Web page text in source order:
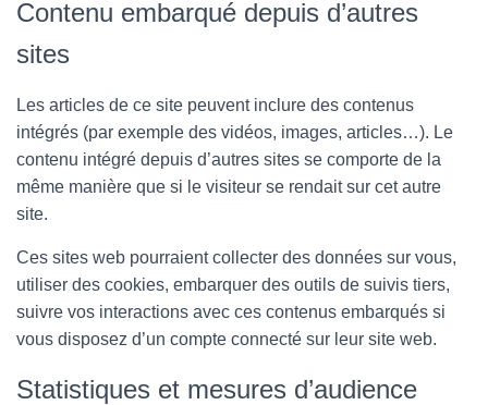
Contenu embarqué depuis d’autres
sites
Les articles de ce site peuvent inclure des contenus
intégrés (par exemple des vidéos, images, articles…). Le
contenu intégré depuis d’autres sites se comporte de la
même manière que si le visiteur se rendait sur cet autre
site.
Ces sites web pourraient collecter des données sur vous,
utiliser des cookies, embarquer des outils de suivis tiers,
suivre vos interactions avec ces contenus embarqués si
vous disposez d’un compte connecté sur leur site web.
Statistiques et mesures d’audience